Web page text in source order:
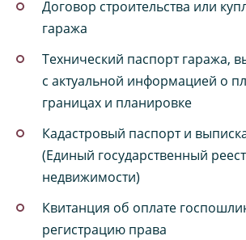
Договор строительства или
гаража
Технический паспорт гаража,
с актуальной информацией о
границах и планировке
Кадастровый паспорт и
(Единый государственный
недвижимости)
Квитанция об оплате
регистрацию права